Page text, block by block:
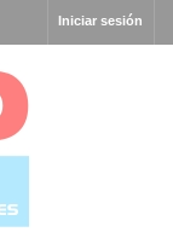
Iniciar sesión